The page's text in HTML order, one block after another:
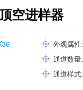
空进样器
外观属性:
通道数量:
通道样式: